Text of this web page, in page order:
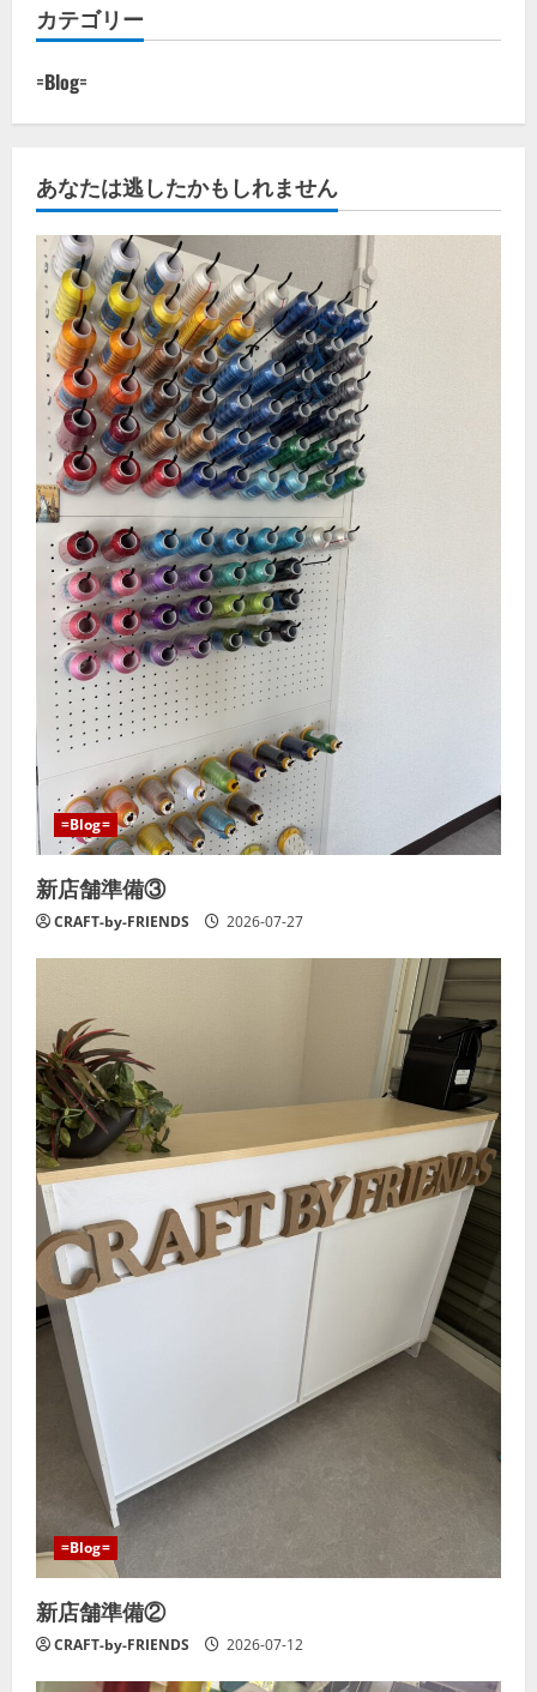
カテゴリー
=Blog=
あなたは逃したかもしれません
=Blog=
新店舗準備③
CRAFT-by-FRIENDS 2026-07-27
=Blog=
新店舗準備②
CRAFT-by-FRIENDS 2026-07-12